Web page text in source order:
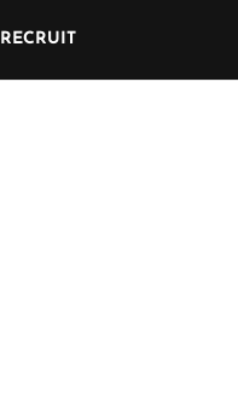
RECRUIT